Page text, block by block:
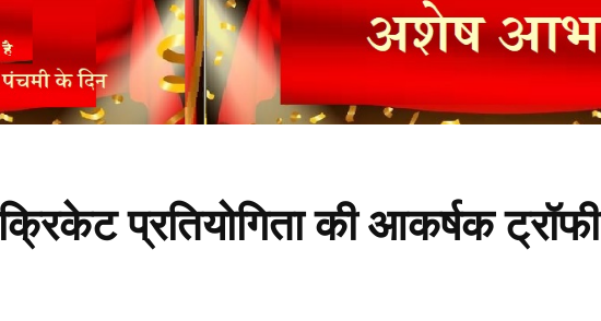
प्रतियोगिता की आकर्षक ट्रॉफी